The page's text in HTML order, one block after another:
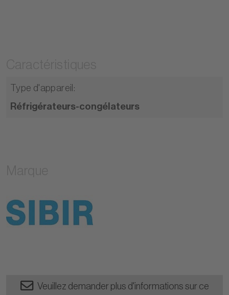
Type d'appareil :
Réfrigérateurs-congélateurs
Veuillez demander plus d'informations sur ce